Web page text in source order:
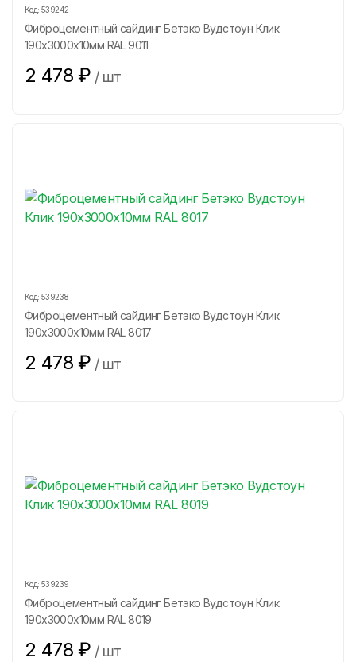
Код: 539242
Фиброцементный сайдинг Бетэко Вудстоун Клик
190х3000х10мм RAL 9011
2 478 ₽ / шт
Код: 539238
Фиброцементный сайдинг Бетэко Вудстоун Клик
190х3000х10мм RAL 8017
2 478 ₽ / шт
Код: 539239
Фиброцементный сайдинг Бетэко Вудстоун Клик
190х3000х10мм RAL 8019
2 478 ₽ / шт